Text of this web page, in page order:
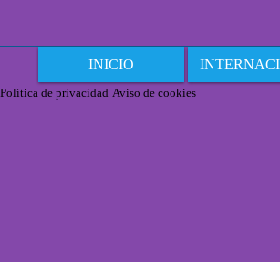
INICIO
Política de privacidad Aviso de cookies